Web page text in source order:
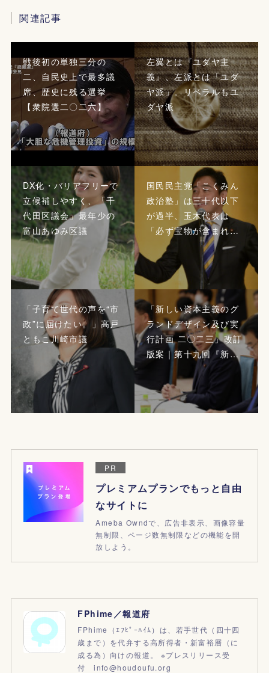
関連記事
戦後初の単独三分の
二、自民史上で最多議
席、歴史に残る選挙
【衆院選二〇二六】
左翼とは『ユダヤ主
義』、左派とは「ユダ
ヤ派」。リベラルもユ
ダヤ派
DX化・バリアフリーで
立候補しやすく、「千
代田区議会」最年少の
富山あゆみ区議
国民民主党「こくみん
政治塾」は三十代以下
が過半、玉木代表は
「必ず宝物が含まれ…
「子育て世代の声を“市
政”に届けたい。」高戸
ともこ川崎市議
「新しい資本主義のグ
ランドデザイン及び実
行計画 二〇二三」改訂
版案｜第十九回『新…
PR
プレミアムプランでもっと自由
なサイトに
Ameba Owndで、広告非表示、画像容量
無制限、ページ数無制限などの機能を開
放しよう。
FPhime／報道府
FPhime（ｴﾌﾋﾟｰﾊｲﾑ）は、若手世代（四十四
歳まで）を代弁する高所得者・新富裕層（に
成る為）向けの報道。 ※プレスリリース受
付 info@houdoufu.org